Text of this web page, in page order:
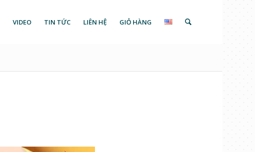
VIDEO TIN TỨC LIÊN HỆ GIỎ HÀNG